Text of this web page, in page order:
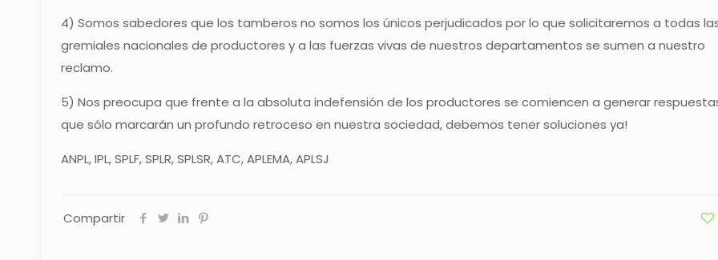
4) Somos sabedores que los tamberos no somos los únicos perjudicados por lo que solicitaremos a todas
gremiales nacionales de productores y a las fuerzas vivas de nuestros departamentos se sumen a nuestro
reclamo.
5) Nos preocupa que frente a la absoluta indefensión de los productores se comiencen a generar
que sólo marcarán un profundo retroceso en nuestra sociedad, debemos tener soluciones ya!
ANPL, IPL, SPLF, SPLR, SPLSR, ATC, APLEMA, APLSJ
Compartir